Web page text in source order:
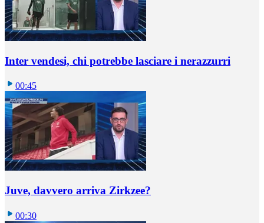
Inter vendesi, chi potrebbe lasciare i nerazzurri
00:45
Juve, davvero arriva Zirkzee?
00:30